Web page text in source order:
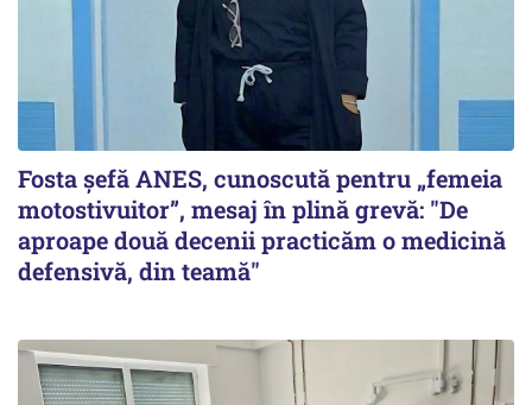
Fosta șefă ANES, cunoscută pentru „femeia
motostivuitor”, mesaj în plină grevă: "De
aproape două decenii practicăm o medicină
defensivă, din teamă"